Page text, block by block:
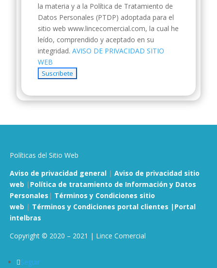
la materia y a la Política de Tratamiento de
Datos Personales (PTDP) adoptada para el
sitio web www.lincecomercial.com, la cual he
leído, comprendido y aceptado en su
integridad.AVISO DE PRIVACIDAD SITIO
WEB
Suscribete
Políticas del Sitio Web
Aviso de privacidad general | Aviso de privacidad sitio
web | Política de tratamiento de Información y Datos
Personales | Términos y Condiciones sitio
web | Términos y Condiciones portal clientes | Portal
intelbras
Copyright © 2020 – 2021 | Lince Comercial
Seguir